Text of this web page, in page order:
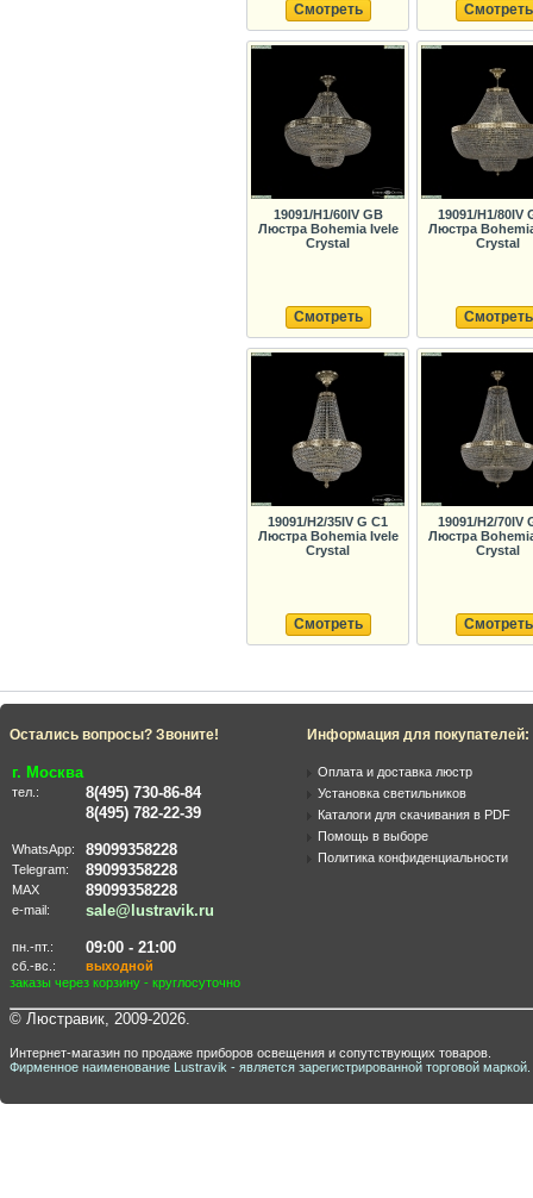
Смотреть Смотреть
19091/H1/60IV GB
Люстра Bohemia Ivele
Crystal
Смотреть
19091/H1/80IV
Люстра
Crystal
Смотреть
19091/H2/35IV G C1
Люстра Bohemia Ivele
Crystal
Смотреть
19091/H2/70IV
Люстра
Crystal
Смотреть
Остались вопросы? Звоните!
г. Москва
тел.:
8(495) 730-86-84
8(495) 782-22-39
WhatsApp: 89099358228
Telegram: 89099358228
MAX 89099358228
e-mail: sale@lustravik.ru
пн.-пт.: 09:00 - 21:00
сб.-вс.:
выходной
заказы через корзину - круглосуточно
Информация для покупателей:
Оплата и доставка люстр
Установка светильников
Каталоги для скачивания в PDF
Помощь в выборе
Политика конфиденциальности
© Люстравик, 2009-2026.
Интернет-магазин по продаже приборов освещения и сопутствующих товаров.
Фирменное наименование Lustravik - является зарегистрированной торговой